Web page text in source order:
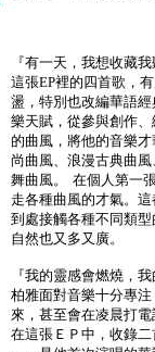
『有一天，我想收藏
這張EP裡的四首歌，
盪，特別也改編華語
樂天賦，從參與創作
的曲風，將他的音樂
尚曲風、浪漫古典曲
舞曲風。 在個人第一
走各種曲風的才氣。
到處接觸各種不同類
自然也又多又廣。
『我的靈感會燃燒，
柏雅面對音樂十分專
來，甚至會在凌晨打
在這張ＥＰ中，收錄